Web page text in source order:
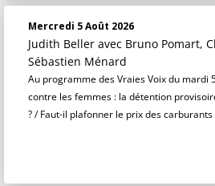
Mercredi 5 Août 2026
Judith Beller avec Bruno Pomart,
Sébastien Ménard
Au programme des Vraies Voix du mardi
contre les femmes : la détention
? / Faut-il plafonner le prix des carburants